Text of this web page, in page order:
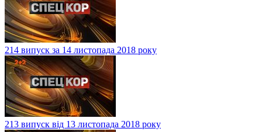
214 випуск за 14 листопада 2018 року
213 випуск від 13 листопада 2018 року